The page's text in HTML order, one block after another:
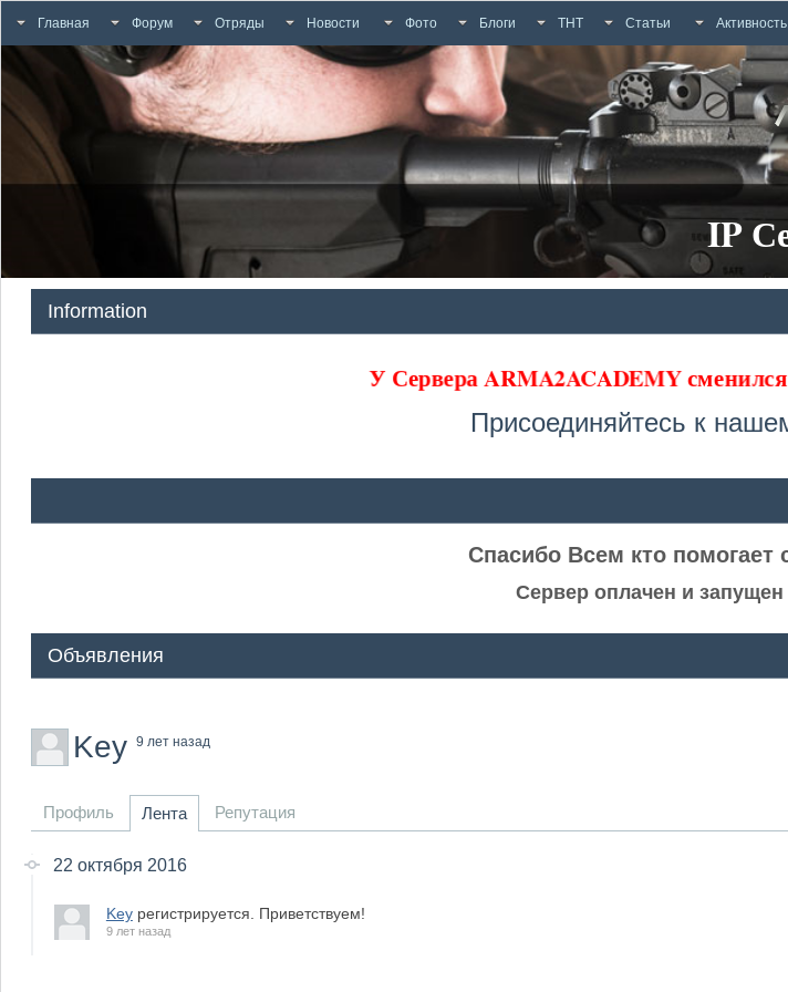
Главная Форум Отряды Новости Фото Блоги ТНТ Статьи Активность
IP
Information
У Сервера ARMA2ACADEMY
Присоединяйтесь к
Спасибо Всем кто помогает
Сервер оплачен и запущен
Объявления
Key 9 лет назад
Профиль Лента Репутация
22 октября 2016
Keyрегистрируется. Приветствуем!
9 лет назад